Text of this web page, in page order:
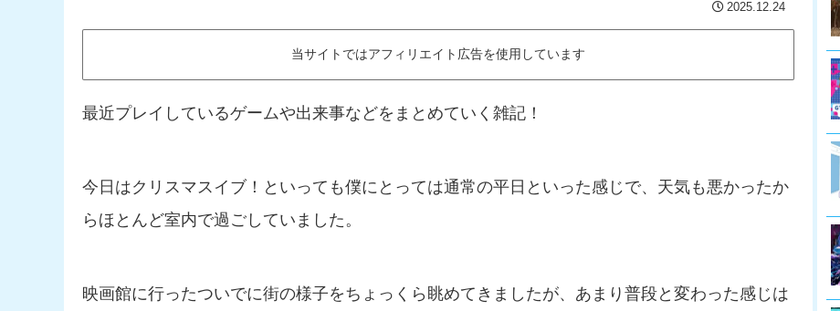
2025.12.24
当サイトではアフィリエイト広告を使用しています
最近プレイしているゲームや出来事などをまとめていく雑記！
今日はクリスマスイブ！といっても僕にとっては通常の平日といった感じで、天気も悪かったか
らほとんど室内で過ごしていました。
映画館に行ったついでに街の様子をちょっくら眺めてきましたが、あまり普段と変わった感じは